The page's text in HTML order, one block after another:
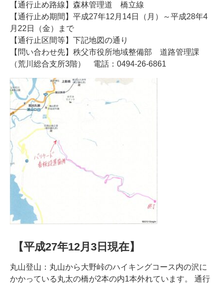
【通行止め路線】森林管理道 橋立線
【通行止め期間】平成27年12月14日（月）～平成28年4
月22日（金）まで
【通行止区間等】下記地図の通り
【問い合わせ先】秩父市役所地域整備部 道路管理課
（荒川総合支所3階） 電話：0494-26-6861
【平成27年12月3日現在】
丸山登山：丸山から大野峠のハイキングコース内の沢に
かかっている丸太の橋が2本の内1本外れています。 通行